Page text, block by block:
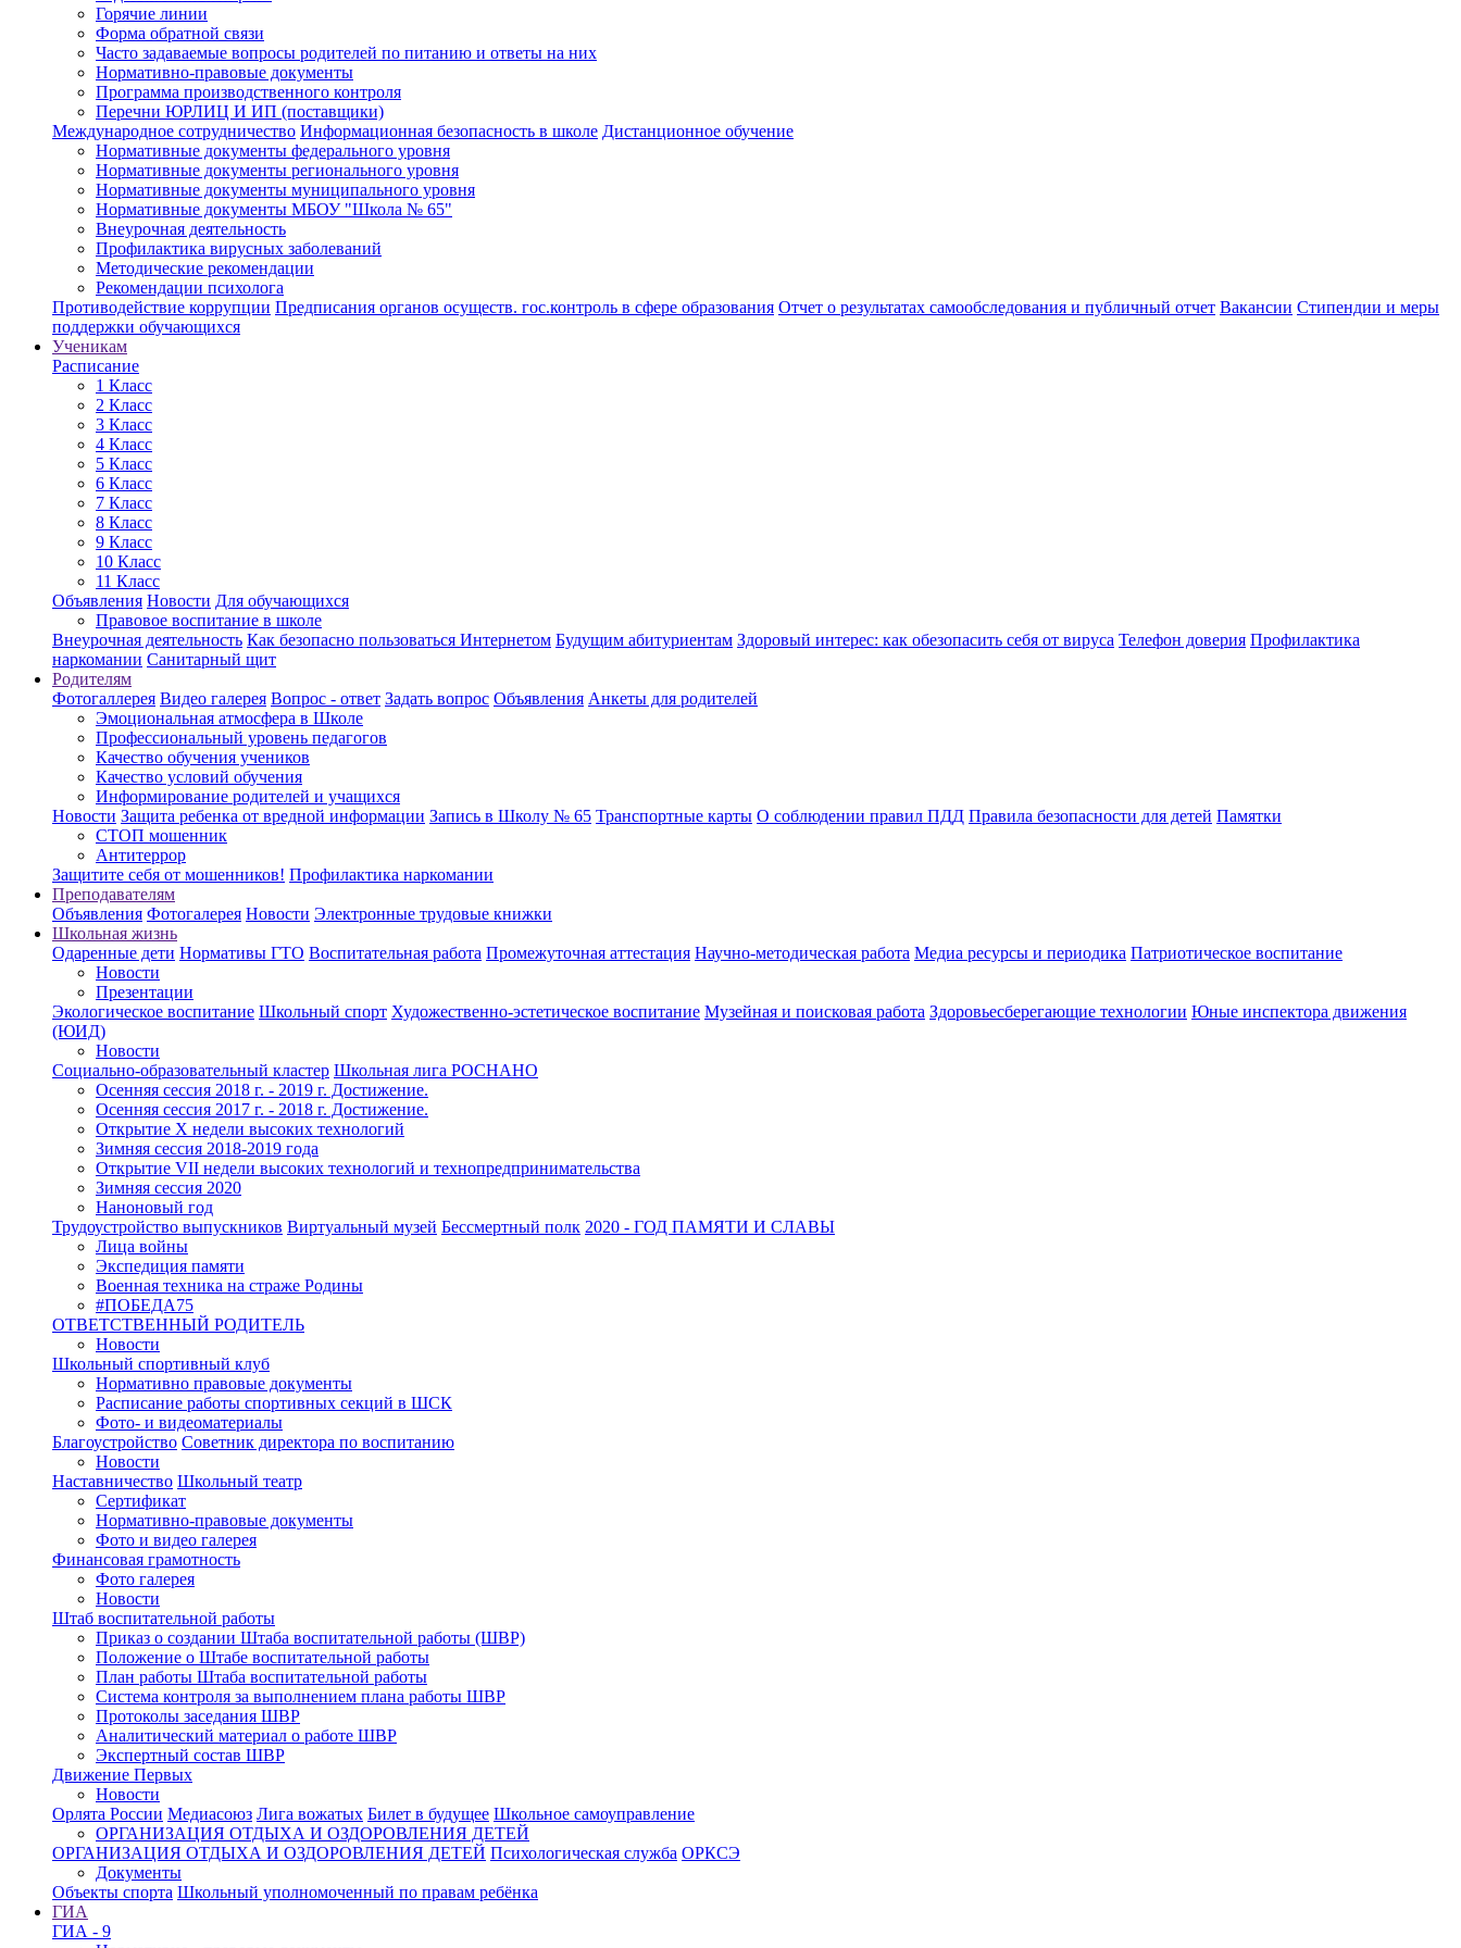
Горячие линии
Форма обратной связи
Часто задаваемые вопросы родителей по питанию и ответы на них
Нормативно-правовые документы
Программа производственного контроля
Перечни ЮРЛИЦ И ИП (поставщики)
Международное сотрудничество Информационная безопасность в школе Дистанционное обучение
Нормативные документы федерального уровня
Нормативные документы регионального уровня
Нормативные документы муниципального уровня
Нормативные документы МБОУ "Школа № 65"
Внеурочная деятельность
Профилактика вирусных заболеваний
Методические рекомендации
Рекомендации психолога
Противодействие коррупции Предписания органов осуществ. гос.контроль в сфере образования Отчет о результатах самообследования и публичный отчет Вакансии Стипендии и меры
поддержки обучающихся
Ученикам
Расписание
1 Класс
2 Класс
3 Класс
4 Класс
5 Класс
6 Класс
7 Класс
8 Класс
9 Класс
10 Класс
11 Класс
Объявления Новости Для обучающихся
Правовое воспитание в школе
Внеурочная деятельность Как безопасно пользоваться Интернетом Будущим абитуриентам Здоровый интерес: как обезопасить себя от вируса Телефон доверия Профилактика
наркомании Санитарный щит
Родителям
Фотогаллерея Видео галерея Вопрос - ответ Задать вопрос Объявления Анкеты для родителей
Эмоциональная атмосфера в Школе
Профессиональный уровень педагогов
Качество обучения учеников
Качество условий обучения
Информирование родителей и учащихся
Новости Защита ребенка от вредной информации Запись в Школу № 65 Транспортные карты О соблюдении правил ПДД Правила безопасности для детей Памятки
СТОП мошенник
Антитеррор
Защитите себя от мошенников! Профилактика наркомании
Преподавателям
Объявления Фотогалерея Новости Электронные трудовые книжки
Школьная жизнь
Одаренные дети Нормативы ГТО Воспитательная работа Промежуточная аттестация Научно-методическая работа Медиа ресурсы и периодика Патриотическое воспитание
Новости
Презентации
Экологическое воспитание Школьный спорт Художественно-эстетическое воспитание Музейная и поисковая работа Здоровьесберегающие технологии Юные инспектора движения
(ЮИД)
Новости
Социально-образовательный кластер Школьная лига РОСНАНО
Осенняя сессия 2018 г. - 2019 г. Достижение.
Осенняя сессия 2017 г. - 2018 г. Достижение.
Открытие X недели высоких технологий
Зимняя сессия 2018-2019 года
Открытие VII недели высоких технологий и технопредпринимательства
Зимняя сессия 2020
Наноновый год
Трудоустройство выпускников Виртуальный музей Бессмертный полк 2020 - ГОД ПАМЯТИ И СЛАВЫ
Лица войны
Экспедиция памяти
Военная техника на страже Родины
#ПОБЕДА75
ОТВЕТСТВЕННЫЙ РОДИТЕЛЬ
Новости
Школьный спортивный клуб
Нормативно правовые документы
Расписание работы спортивных секций в ШСК
Фото- и видеоматериалы
Благоустройство Советник директора по воспитанию
Новости
Наставничество Школьный театр
Сертификат
Нормативно-правовые документы
Фото и видео галерея
Финансовая грамотность
Фото галерея
Новости
Штаб воспитательной работы
Приказ о создании Штаба воспитательной работы (ШВР)
Положение о Штабе воспитательной работы
План работы Штаба воспитательной работы
Система контроля за выполнением плана работы ШВР
Протоколы заседания ШВР
Аналитический материал о работе ШВР
Экспертный состав ШВР
Движение Первых
Новости
Орлята России Медиасоюз Лига вожатых Билет в будущее Школьное самоуправление
ОРГАНИЗАЦИЯ ОТДЫХА И ОЗДОРОВЛЕНИЯ ДЕТЕЙ
ОРГАНИЗАЦИЯ ОТДЫХА И ОЗДОРОВЛЕНИЯ ДЕТЕЙ Психологическая служба ОРКСЭ
Документы
Объекты спорта Школьный уполномоченный по правам ребёнка
ГИА
ГИА - 9